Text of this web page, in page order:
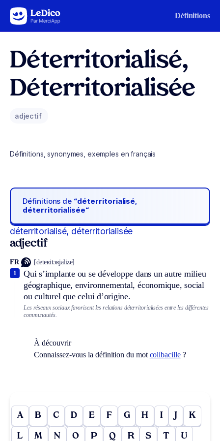
Aller au contenu Définitions
Déterritorialisé,
Déterritorialisée
adjectif
Définitions, synonymes, exemples en français
Définitions de “déterritorialisé,
déterritorialisée“
déterritorialisé, déterritorialisée
adjectif
FR [deteʀitɔʀjalize]
Qui s’implante ou se développe dans un autre milieu
géographique, environnemental, économique, social
ou culturel que celui d’origine.
1
Les réseaux sociaux favorisent les relations déterritorialisées entre les différentes
communautés.
À découvrir
Connaissez-vous la définition du mot colibacille?
A B C D E F G H I J K
L M N O P Q R S T U